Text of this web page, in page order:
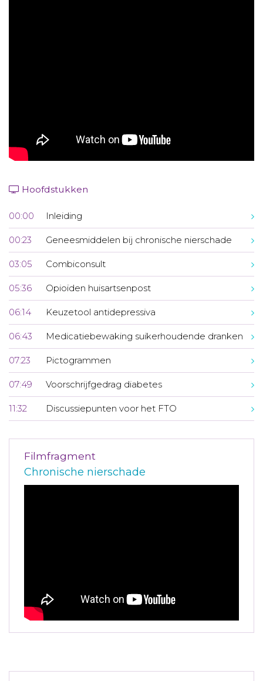
Hoofdstukken
00:00 Inleiding
00:23 Geneesmiddelen bij chronische nierschade
03:05 Combiconsult
05:36 Opioïden huisartsenpost
06:14 Keuzetool antidepressiva
06:43 Medicatiebewaking suikerhoudende dranken
07:23 Pictogrammen
07:49 Voorschrijfgedrag diabetes
11:32 Discussiepunten voor het FTO
Filmfragment
Chronische nierschade